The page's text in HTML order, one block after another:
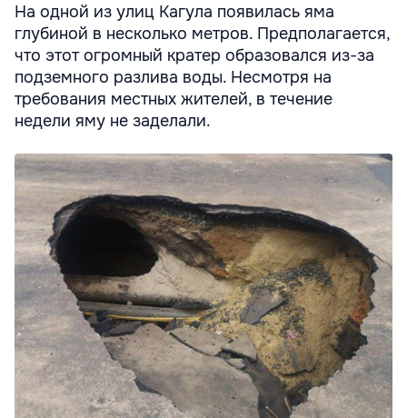
На одной из улиц Кагула появилась яма
глубиной в несколько метров. Предполагается,
что этот огромный кратер образовался из-за
подземного разлива воды. Несмотря на
требования местных жителей, в течение
недели яму не заделали.